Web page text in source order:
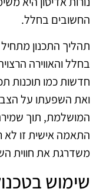
החשובים בחלל.
תהליך התכנון
בחלל והאווירה
חדשות כמו תוכנות
ואת השפעתו על
המושלמת, תוך
התאמה אישית זו
משדרגת את חווית
שימוש